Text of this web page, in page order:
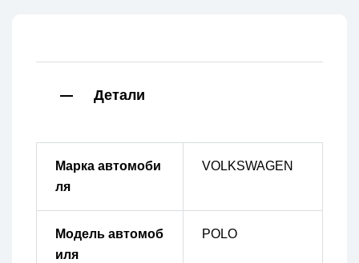
Детали
Марка автомоби
ля
VOLKSWAGEN
Модель автомоб
иля
POLO